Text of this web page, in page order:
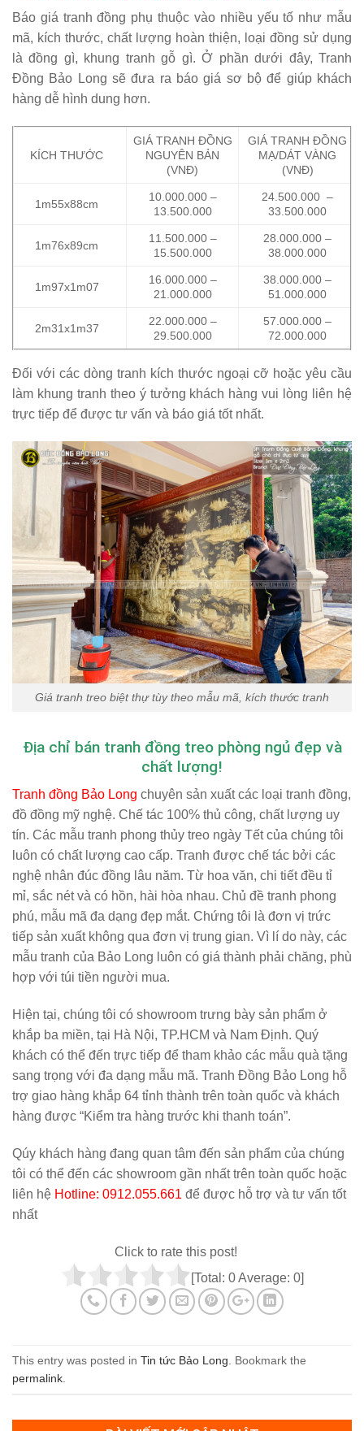
Báo giá tranh đồng phụ thuộc vào nhiều yếu tố như mẫu
mã, kích thước, chất lượng hoàn thiện, loại đồng sử dụng
là đồng gì, khung tranh gỗ gì. Ở phần dưới đây, Tranh
Đồng Bảo Long sẽ đưa ra báo giá sơ bộ để giúp khách
hàng dễ hình dung hơn.
KÍCH THƯỚC
GIÁ TRANH ĐỒNG
NGUYÊN BẢN
(VNĐ)
GIÁ TRANH ĐỒNG
MẠ/DÁT VÀNG
(VNĐ)
1m55x88cm
10.000.000 –
13.500.000
24.500.000 –
33.500.000
1m76x89cm
11.500.000 –
15.500.000
28.000.000 –
38.000.000
1m97x1m07
16.000.000 –
21.000.000
38.000.000 –
51.000.000
2m31x1m37
22.000.000 –
29.500.000
57.000.000 –
72.000.000
Đối với các dòng tranh kích thước ngoại cỡ hoặc yêu cầu
làm khung tranh theo ý tưởng khách hàng vui lòng liên hệ
trực tiếp để được tư vấn và báo giá tốt nhất.
Giá tranh treo biệt thự tùy theo mẫu mã, kích thước tranh
Địa chỉ bán tranh đồng treo phòng ngủ đẹp và
chất lượng!
Tranh đồng Bảo Long chuyên sản xuất các loại tranh đồng,
đồ đồng mỹ nghệ. Chế tác 100% thủ công, chất lượng uy
tín. Các mẫu tranh phong thủy treo ngày Tết của chúng tôi
luôn có chất lượng cao cấp. Tranh được chế tác bởi các
nghệ nhân đúc đồng lâu năm. Từ hoa văn, chi tiết đều tỉ
mỉ, sắc nét và có hồn, hài hòa nhau. Chủ đề tranh phong
phú, mẫu mã đa dạng đẹp mắt. Chứng tôi là đơn vị trức
tiếp sản xuất không qua đơn vị trung gian. Vì lí do này, các
mẫu tranh của Bảo Long luôn có giá thành phải chăng, phù
hợp với túi tiền người mua.
Hiện tại, chúng tôi có showroom trưng bày sản phẩm ở
khắp ba miền, tại Hà Nội, TP.HCM và Nam Định. Quý
khách có thể đến trực tiếp để tham khảo các mẫu quà tặng
sang trọng với đa dạng mẫu mã. Tranh Đồng Bảo Long hỗ
trợ giao hàng khắp 64 tỉnh thành trên toàn quốc và khách
hàng được “Kiểm tra hàng trước khi thanh toán”.
Qúy khách hàng đang quan tâm đến sản phẩm của chúng
tôi có thể đến các showroom gần nhất trên toàn quốc hoặc
liên hệ Hotline: 0912.055.661 để được hỗ trợ và tư vấn tốt
nhất
Click to rate this post!
[Total: 0Average: 0]
This entry was posted in Tin tức Bảo Long . Bookmark the
permalink